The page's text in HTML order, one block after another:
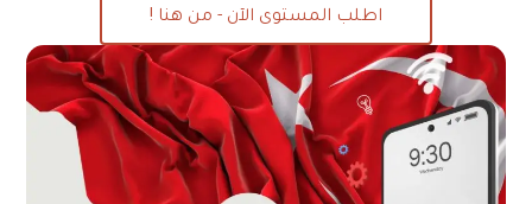
اطلب المستوى الآن - من هنا !